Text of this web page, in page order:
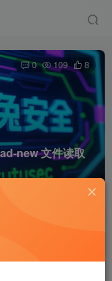
new 文件读取
0 109 8